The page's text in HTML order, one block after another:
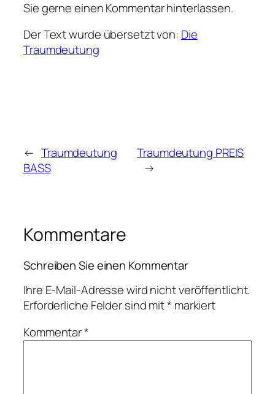
Sie gerne einen Kommentar hinterlassen.
Der Text wurde übersetzt von: Die
Traumdeutung
← Traumdeutung
BASS
Traumdeutung PREIS
→
Kommentare
Schreiben Sie einen Kommentar
Ihre E-Mail-Adresse wird nicht veröffentlicht.
Erforderliche Felder sind mit* markiert
Kommentar*